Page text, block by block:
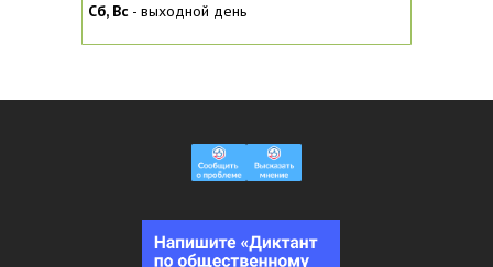
Сб, Вc - выходной день